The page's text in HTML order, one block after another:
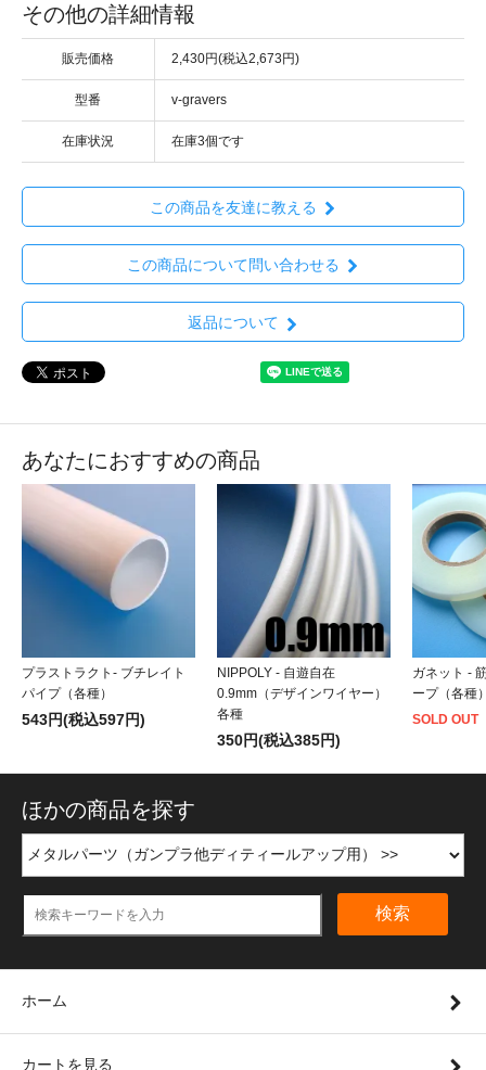
その他の詳細情報
販売価格 2,430円(税込2,673円)
型番 v-gravers
在庫状況 在庫3個です
この商品を友達に教える
この商品について問い合わせる
返品について
あなたにおすすめの商品
プラストラクト- ブチレイト
パイプ（各種）
543円(税込597円)
NIPPOLY - 自遊自在
0.9mm（デザインワイヤー）
各種
350円(税込385円)
ガネット -
ープ（各種
SOLD OUT
ほかの商品を探す
検索
ホーム
カートを見る